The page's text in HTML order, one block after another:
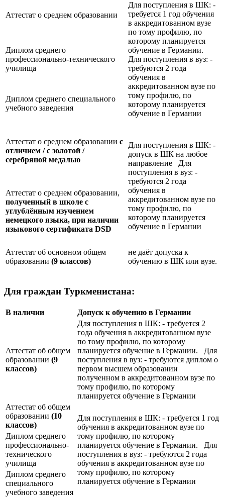
Аттестат о среднем образовании
Для поступления в ШК: -
требуется 1 год обучения
в аккредитованном вузе
по тому профилю, по
которому планируется
обучение в Германии.
Для поступления в вуз: -
требуются 2 года
обучения в
аккредитованном вузе по
тому профилю, по
которому планируется
обучение в Германии
Диплом среднего
профессионально-технического
училища
Диплом среднего специального
учебного заведения
Аттестат о среднем образовании с
отличием / с золотой /
серебряной медалью
Для поступления в ШК: -
допуск в ШК на любое
направление Для
поступления в вуз: -
требуются 2 года
обучения в
аккредитованном вузе по
тому профилю, по
которому планируется
обучение в Германии
Аттестат о среднем образовании,
полученный в школе с
углублённым изучением
немецкого языка, при наличии
языкового сертификата DSD
Аттестат об основном общем
образовании (9 классов)
не даёт допуска к
обучению в ШК или вузе.
Для граждан Туркменистана:
В наличии Допуск к обучению в Германии
Аттестат об общем
образовании (9
классов)
Для поступления в ШК: - требуется 2
года обучения в аккредитованном вузе
по тому профилю, по которому
планируется обучение в Германии. Для
поступления в вуз: - требуются диплом о
первом высшем образовании
полученном в аккредитованном вузе по
тому профилю, по которому
планируется обучение в Германии
Аттестат об общем
образовании (10
классов)
Для поступления в ШК: - требуется 1 год
обучения в аккредитованном вузе по
тому профилю, по которому
планируется обучение в Германии. Для
поступления в вуз: - требуются 2 года
обучения в аккредитованном вузе по
тому профилю, по которому
планируется обучение в Германии
Диплом среднего
профессионально-
технического
училища
Диплом среднего
специального
учебного заведения